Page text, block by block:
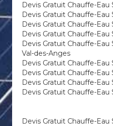
Devis Gratuit Chauffe-Eau
Devis Gratuit Chauffe-Eau
Devis Gratuit Chauffe-Eau
Devis Gratuit Chauffe-Eau
Devis Gratuit Chauffe-Eau
Val-des-Anges
Devis Gratuit Chauffe-
Devis Gratuit Chauffe-
Devis Gratuit Chauffe-Eau
Devis Gratuit Chauffe-
Devis Gratuit Chauffe-Eau